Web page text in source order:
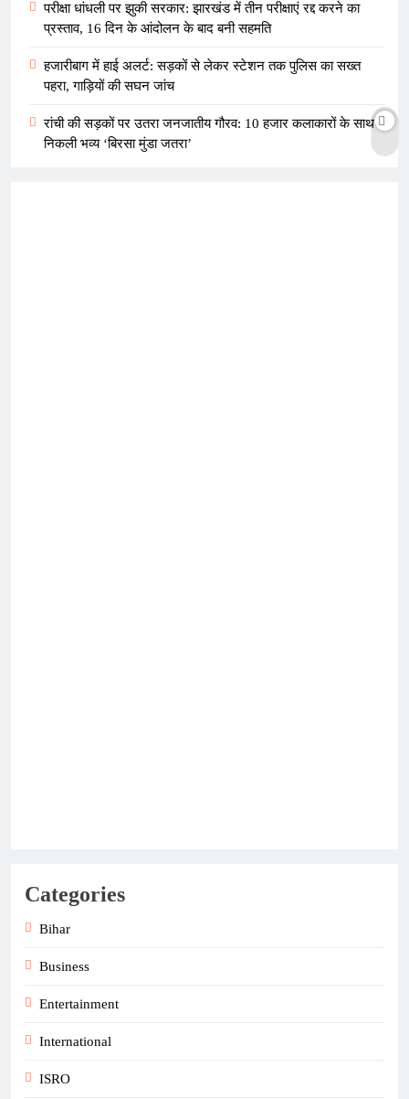
परीक्षा धांधली पर झुकी सरकार: झारखंड में तीन परीक्षाएं रद्द करने का
प्रस्ताव, 16 दिन के आंदोलन के बाद बनी सहमति
हजारीबाग में हाई अलर्ट: सड़कों से लेकर स्टेशन तक पुलिस का सख्त
पहरा, गाड़ियों की सघन जांच
रांची की सड़कों पर उतरा जनजातीय गौरव: 10 हजार कलाकारों के साथ
निकली भव्य ‘बिरसा मुंडा जतरा’
Categories
Bihar
Business
Entertainment
International
ISRO